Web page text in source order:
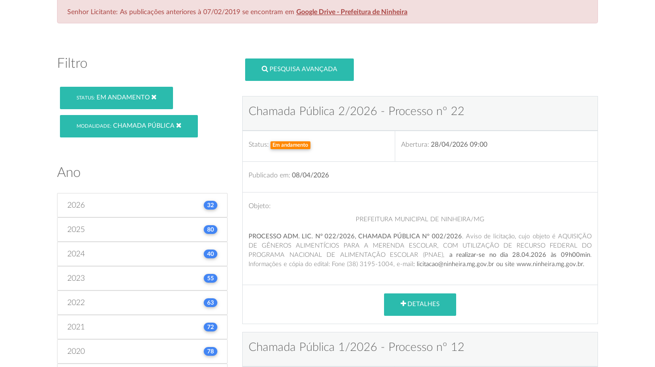
Senhor Licitante: As publicações anteriores à 07/02/2019 se encontram em Google Drive - Prefeitura de Ninheira
Filtro
STATUS: EM ANDAMENTO
MODALIDADE: CHAMADA PÚBLICA
Ano
2026 32
2025 80
2024 40
2023 55
2022 63
2021 72
2020 78
PESQUISA AVANÇADA
Chamada Pública 2/2026 - Processo nº 22
Status: Em andamento Abertura: 28/04/2026 09:00
Publicado em: 08/04/2026
Objeto:
PREFEITURA MUNICIPAL DE NINHEIRA/MG
PROCESSO ADM. LIC. N° 022/2026, CHAMADA PÚBLICA N° 002/2026. Aviso de licitação, cujo objeto é AQUISIÇÃO
DE GÊNEROS ALIMENTÍCIOS PARA A MERENDA ESCOLAR, COM UTILIZAÇÃO DE RECURSO FEDERAL DO
PROGRAMA NACIONAL DE ALIMENTAÇÃO ESCOLAR (PNAE), a realizar-se no dia 28.04.2026 às 09h00min.
Informações e cópia do edital: Fone (38) 3195-1004, e-mail: licitacao@ninheira.mg.gov.br ou site www.ninheira.mg.gov.br.
DETALHES
Chamada Pública 1/2026 - Processo nº 12